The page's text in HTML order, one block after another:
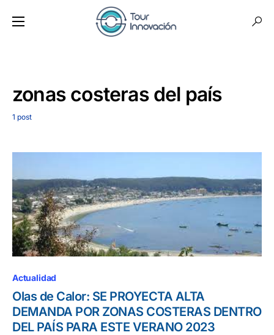
zonas costeras del país
1 post
Actualidad
Olas de Calor: SE PROYECTA ALTA
DEMANDA POR ZONAS COSTERAS DENTRO
DEL PAÍS PARA ESTE VERANO 2023